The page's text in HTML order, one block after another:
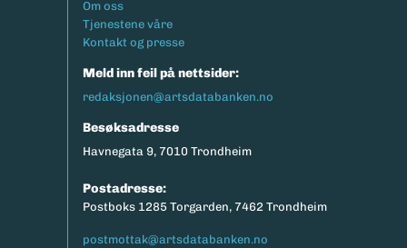
eksport av relevante parametere.
Footermeny
Om oss
Tjenestene våre
Kontakt og presse
Meld inn feil på nettsider:
redaksjonen@artsdatabanken.no
Besøksadresse
Havnegata 9, 7010 Trondheim
Postadresse:
Postboks 1285 Torgarden, 7462 Trondheim
postmottak@artsdatabanken.no